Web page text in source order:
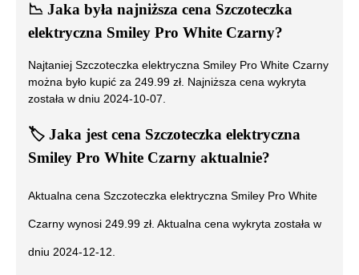
📉 Jaka była najniższa cena Szczoteczka
elektryczna Smiley Pro White Czarny?
Najtaniej Szczoteczka elektryczna Smiley Pro White Czarny
można było kupić za 249.99 zł. Najniższa cena wykryta
została w dniu 2024-10-07
🏷️ Jaka jest cena Szczoteczka elektryczna
Smiley Pro White Czarny aktualnie?
Aktualna cena Szczoteczka elektryczna Smiley Pro White
Czarny wynosi 249.99 zł. Aktualna cena wykryta została w
dniu 2024-12-12